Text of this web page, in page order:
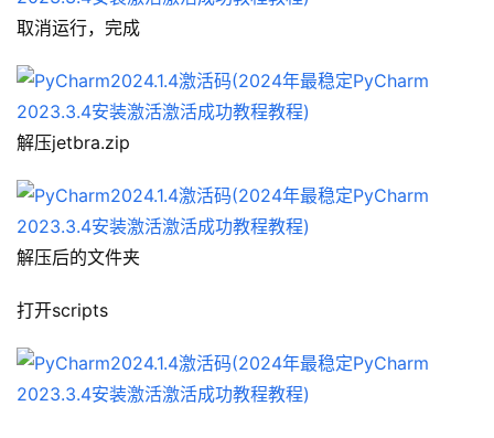
取消运行，完成
解压jetbra.zip
解压后的文件夹
打开scripts